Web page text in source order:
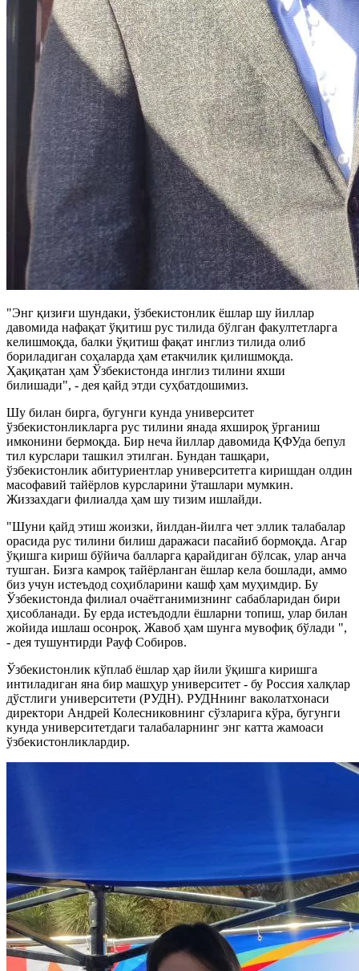
"Энг қизиғи шундаки, ўзбекистонлик ёшлар шу йиллар
давомида нафақат ўқитиш рус тилида бўлган факултетларга
келишмоқда, балки ўқитиш фақат инглиз тилида олиб
бориладиган соҳаларда ҳам етакчилик қилишмоқда.
Ҳақиқатан ҳам Ўзбекистонда инглиз тилини яхши
билишади", - дея қайд этди суҳбатдошимиз.
Шу билан бирга, бугунги кунда университет
ўзбекистонликларга рус тилини янада яхшироқ ўрганиш
имконини бермоқда. Бир неча йиллар давомида ҚФУда бепул
тил курслари ташкил этилган. Бундан ташқари,
ўзбекистонлик абитуриентлар университетга киришдан олдин
масофавий тайёрлов курсларини ўташлари мумкин.
Жиззахдаги филиалда ҳам шу тизим ишлайди.
"Шуни қайд этиш жоизки, йилдан-йилга чет эллик талабалар
орасида рус тилини билиш даражаси пасайиб бормоқда. Агар
ўқишга кириш бўйича балларга қарайдиган бўлсак, улар анча
тушган. Бизга камроқ тайёрланган ёшлар кела бошлади, аммо
биз учун истеъдод соҳибларини кашф ҳам муҳимдир. Бу
Ўзбекистонда филиал очаётганимизнинг сабабларидан бири
ҳисобланади. Бу ерда истеъдодли ёшларни топиш, улар билан
жойида ишлаш осонроқ. Жавоб ҳам шунга мувофиқ бўлади ",
- дея тушунтирди Рауф Собиров.
Ўзбекистонлик кўплаб ёшлар ҳар йили ўқишга киришга
интиладиган яна бир машҳур университет - бу Россия халқлар
дўстлиги университети (РУДН). РУДНнинг ваколатхонаси
директори Андрей Колесниковнинг сўзларига кўра, бугунги
кунда университетдаги талабаларнинг энг катта жамоаси
ўзбекистонликлардир.